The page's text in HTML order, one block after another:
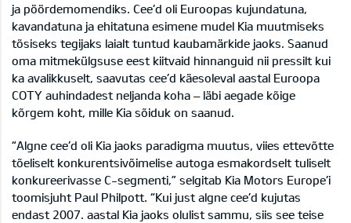
ja pöördemomendiks. Cee’d oli Euroopas kujundatuna,
kavandatuna ja ehitatuna esimene mudel Kia muutmiseks
tõsiseks tegijaks laialt tuntud kaubamärkide jaoks. Saanud
oma mitmekülgsuse eest kiitvaid hinnanguid nii pressilt kui
ka avalikkuselt, saavutas cee’d käesoleval aastal Euroopa
COTY auhindadest neljanda koha – läbi aegade kõige
kõrgem koht, mille Kia sõiduk on saanud.
“Algne cee’d oli Kia jaoks paradigma muutus, viies ettevõtte
tõeliselt konkurentsivõimelise autoga esmakordselt tuliselt
konkureerivasse C-segmenti,” selgitab Kia Motors Europe’i
toomisjuht Paul Philpott. “Kui just algne cee’d kujutas
endast 2007. aastal Kia jaoks olulist sammu, siis see teise